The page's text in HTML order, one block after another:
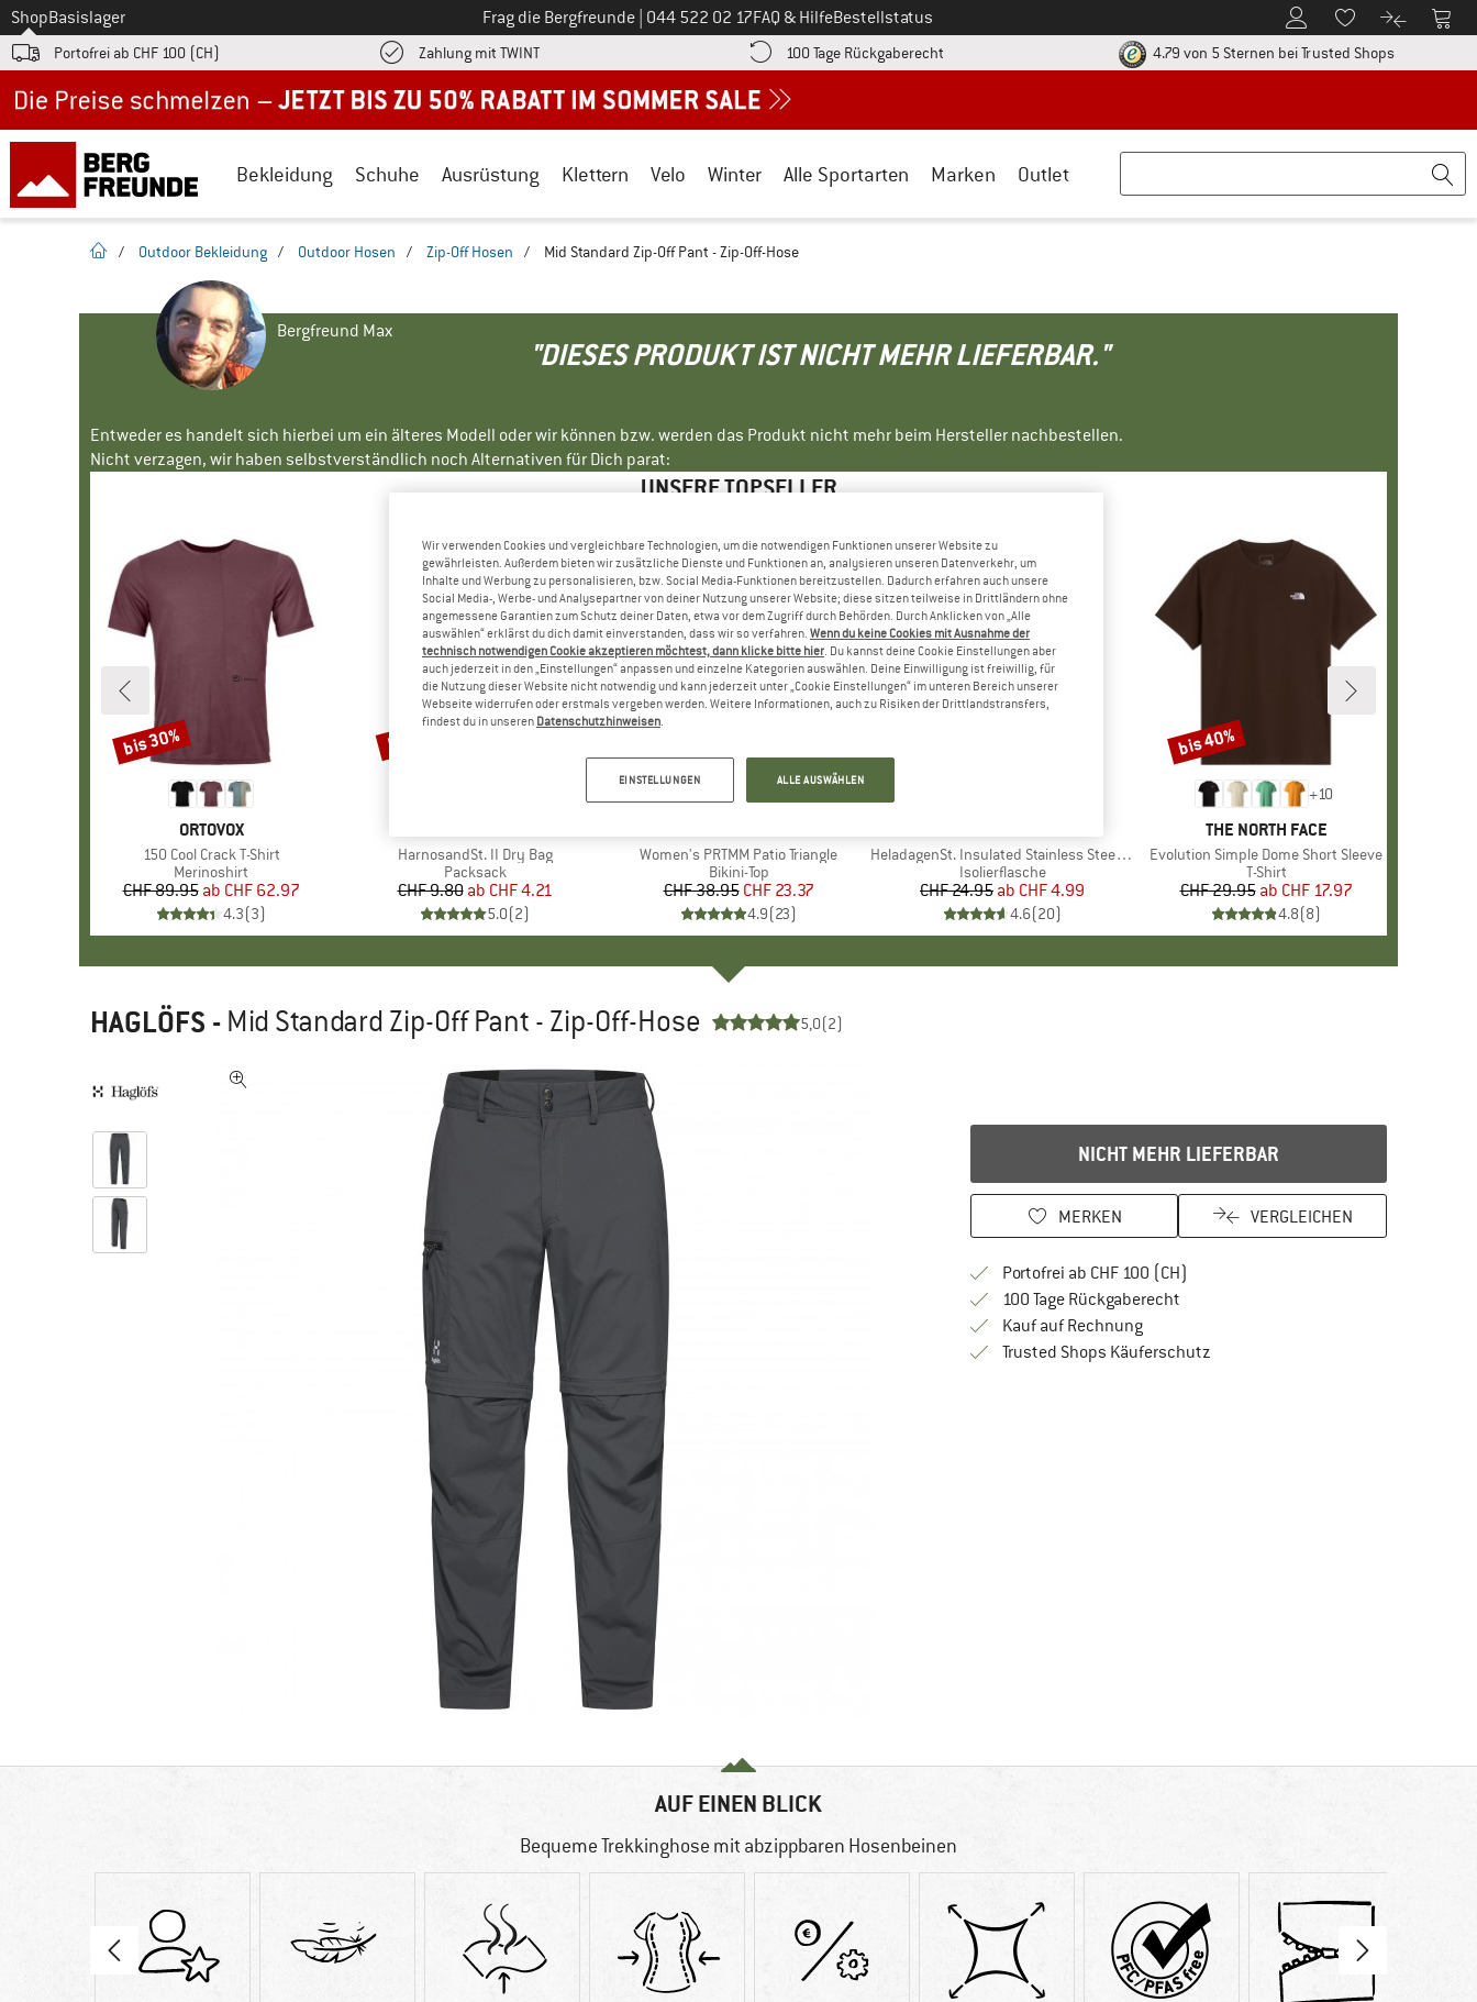
Zum
ShopBasislager Frag die Bergfreunde Ruf uns an unter
044 522 02 17FAQ & HilfeBestellstatus Zum KundenkontoZum Merkzettel.
Zum Zum
Portofrei ab CHF 100 (CH) Zahlung mit TWINTFinde die Zahlungs-Infos hier! Öffnet sich in einer Infobox
100 Tage Rückgaberecht Gehe hier zu den Rückgabe-Richtlinien Öffnet sich in einer Infobox
4.79 von 5 Sternen bei Trusted ShopsFinde alle
Bekleidung Schuhe Ausrüstung Klettern Velo Winter Alle Sportarten Marken Outlet
Startseite
/ Outdoor Bekleidung / Outdoor Hosen / Zip-Off Hosen / Mid Standard Zip-Off Pant - Zip-Off-Hose
Bergfreund Max
"DIESES PRODUKT IST NICHT MEHR LIEFERBAR."
Entweder es handelt sich hierbei um ein älteres Modell oder wir können bzw. werden das Produkt nicht mehr beim Hersteller nachbestellen.
Nicht verzagen, wir haben selbstverständlich noch Alternativen für Dich parat:
UNSERE TOPSELLER
MARKE
ORTOVOX
Artikel
150 Cool Crack T-Shirt
Produktgruppe
Merinoshirt
Preis
CHF 89.95 reduzierter Preis
ab CHF 62.97
4.3(3)
Rabatt
bis 30%
Artikel
HarnosandSt. II Dry Bag
Produktgruppe
Packsack
Preis
CHF 9.80 reduzierter Preis
ab CHF 4.21
5.0(2)
Rabatt
57%
Artikel
Women's PRTMM Patio Triangle
Produktgruppe
Bikini-Top
Preis
CHF 38.95reduzierter Preis
CHF 23.37
4.9(23)
Artikel
HeladagenSt. Insulated Stainless Steel Bottle 500
Produktgruppe
Isolierflasche
Preis
CHF 24.95 reduzierter Preis
ab CHF 4.99
4.6(20)
+10
MARKE
THE NORTH FACE
Artikel
Evolution Simple Dome Short Sleeve
Produktgruppe
T-Shirt
Preis
CHF 29.95 reduzierter Preis
ab CHF 17.97
4.8(8)
Rabatt
bis 40%
HAGLÖFS - Mid Standard Zip-Off Pant - Zip-Off-Hose 5,0(2)
NICHT MEHR LIEFERBAR
MERKEN VERGLEICHEN
Portofrei ab CHF 100 (CH)
100 Tage RückgaberechtGehe hier zu den Rückgabe-Richtlinien
Kauf auf RechnungFinde die Zahlungs-Infos hier! Öffnet sich in
Trusted Shops KäuferschutzFinde alle Infos hier!
AUF EINEN BLICK
Bequeme Trekkinghose mit abzippbaren Hosenbeinen
Wir verwenden Cookies und vergleichbare Technologien, um die notwendigen Funktionen unserer Website zu
gewährleisten. Außerdem bieten wir zusätzliche Dienste und Funktionen an, analysieren unseren Datenverkehr, um
Inhalte und Werbung zu personalisieren, bzw. Social Media-Funktionen bereitzustellen. Dadurch erfahren auch unsere
Social Media-, Werbe- und Analysepartner von deiner Nutzung unserer Website; diese sitzen teilweise in Drittländern ohne
angemessene Garantien zum Schutz deiner Daten, etwa vor dem Zugriff durch Behörden. Durch Anklicken von „Alle
auswählen“ erklärst du dich damit einverstanden, dass wir so verfahren. Wenn du keine Cookies mit Ausnahme der
technisch notwendigen Cookie akzeptieren möchtest, dann klicke bitte hier. Du kannst deine Cookie Einstellungen aber
auch jederzeit in den „Einstellungen“ anpassen und einzelne Kategorien auswählen. Deine Einwilligung ist freiwillig, für
die Nutzung dieser Website nicht notwendig und kann jederzeit unter „Cookie Einstellungen“ im unteren Bereich unserer
Webseite widerrufen oder erstmals vergeben werden. Weitere Informationen, auch zu Risiken der Drittlandstransfers,
findest du in unseren Datenschutzhinweisen.
EINSTELLUNGEN ALLE AUSWÄHLEN